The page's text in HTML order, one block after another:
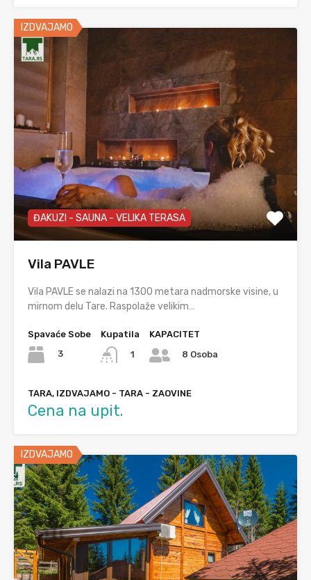
IZDVAJAMO
ĐAKUZI - SAUNA - VELIKA TERASA
Vila PAVLE
Vila PAVLE se nalazi na 1300 metara nadmorske visine, u
mirnom delu Tare. Raspolaže velikim…
Spavaće Sobe
3
Kupatila
1
KAPACITET
8 Osoba
TARA, IZDVAJAMO - TARA - ZAOVINE
Cena na upit.
IZDVAJAMO